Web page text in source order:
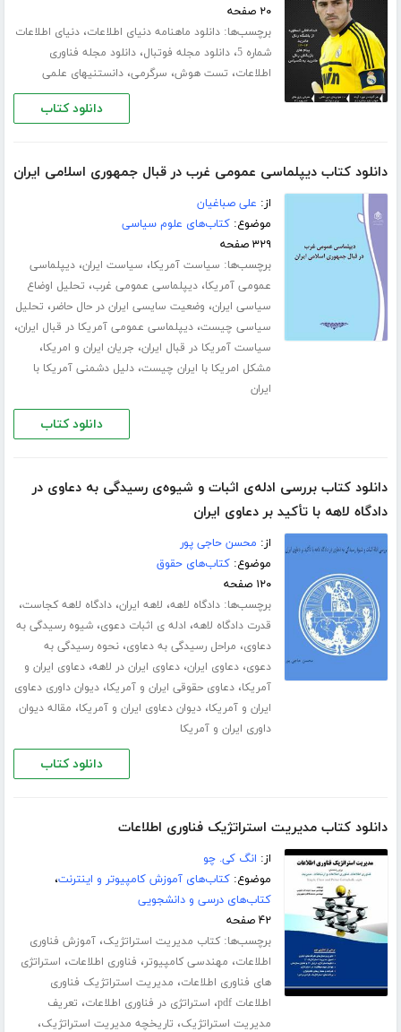
۲۰ صفحه
برچسب‌ها:دانلود ماهنامه دنیای اطلاعات،دنیای اطلاعات
شماره 5 ،دانلود مجله فوتبال،دانلود مجله فناوری
اطلاعات، تست هوش، سرگرمی،دانستنیهای علمی
دانلود کتاب
دانلود کتاب دیپلماسی عمومی غرب در قبال جمهوری اسلامی ایران
از: علی صباغیان
موضوع:کتاب‌های علوم سیاسی
۳۲۹ صفحه
برچسب‌ها: سیاست آمریکا، سیاست ایران،دیپلماسی
عمومی آمریکا،دیپلماسی عمومی غرب، تحلیل اوضاع
سیاسی ایران، وضعیت سایسی ایران در حال حاضر، تحلیل
سیاسی چیست،دیپلماسی عمومی آمریکا در قبال ایران،
سیاست آمریکا در قبال ایران، جریان ایران و امریکا،
مشکل امریکا با ایران چیست،دلیل دشمنی آمریکا با
ایران
دانلود کتاب
دانلود کتاب بررسی ادله‌ی اثبات و شیوه‌ی رسیدگی به دعاوی در
دادگاه لاهه با تأکید بر دعاوی ایران
از: محسن حاجی پور
موضوع:کتاب‌های حقوق
۱۲۰ صفحه
برچسب‌ها:دادگاه لاهه، لاهه ایران،دادگاه لاهه کجاست،
قدرت دادگاه لاهه، ادله ی اثبات دعوی،شیوه رسیدگی به
دعاوی، مراحل رسیدگی به دعاوی،نحوه رسیدگی به
دعوی،دعاوی ایران،دعاوی ایران در لاهه،دعاوی ایران و
آمریکا،دعاوی حقوقی ایران و آمریکا،دیوان داوری دعاوی
ایران و آمریکا،دیوان دعاوی ایران و آمریکا، مقاله دیوان
داوری ایران و آمریکا
دانلود کتاب
دانلود کتاب مدیریت استراتژیک فناوری اطلاعات
از: انگ کی. چو
موضوع:کتاب‌های آموزش کامپیوتر و اینترنت،
کتاب‌های درسی و دانشجویی
۴۲ صفحه
برچسب‌ها:کتاب مدیریت استراتژیک،آموزش فناوری
اطلاعات، مهندسی کامپیوتر، فناوری اطلاعات، استراتژی
های فناوری اطلاعات، مدیریت استراتژیک فناوری
اطلاعات pdf
، استراتژی در فناوری اطلاعات، تعریف
مدیریت استراتژیک، تاریخچه مدیریت استراتژیک،